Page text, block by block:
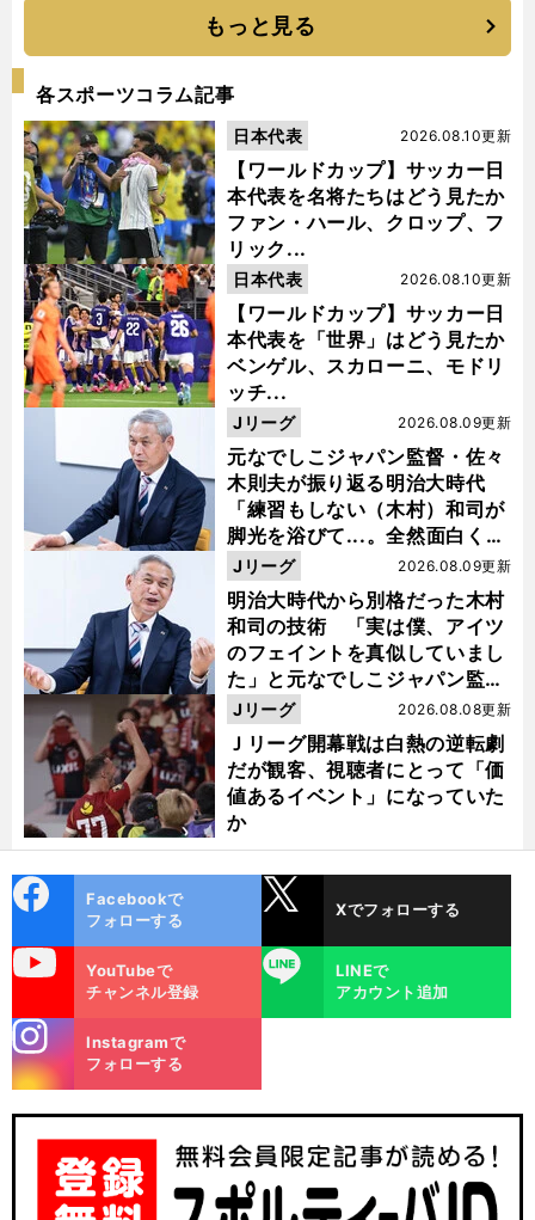
もっと見る
各スポーツコラム記事
【ワールドカップ】サッカー日
本代表を名将たちはどう見たか
ファン・ハール、クロップ、フ
リック...
2026.08.10更新
日本代表
【ワールドカップ】サッカー日
本代表を「世界」はどう見たか
ベンゲル、スカローニ、モドリ
ッチ...
2026.08.10更新
日本代表
元なでしこジャパン監督・佐々
木則夫が振り返る明治大時代
「練習もしない（木村）和司が
脚光を浴びて...。全然面白くな
い４年間でした」
2026.08.09更新
Jリーグ
明治大時代から別格だった木村
和司の技術 「実は僕、アイツ
のフェイントを真似していまし
た」と元なでしこジャパン監
督・佐々木則夫
2026.08.09更新
Jリーグ
Ｊリーグ開幕戦は白熱の逆転劇
だが観客、視聴者にとって「価
値あるイベント」になっていた
か
2026.08.08更新
Jリーグ
ok
Facebookで
フォローする
Xでフォローする
YouTubeで
チャンネル登録
LINE
LINEで
アカウント追加
m
Instagramで
フォローする